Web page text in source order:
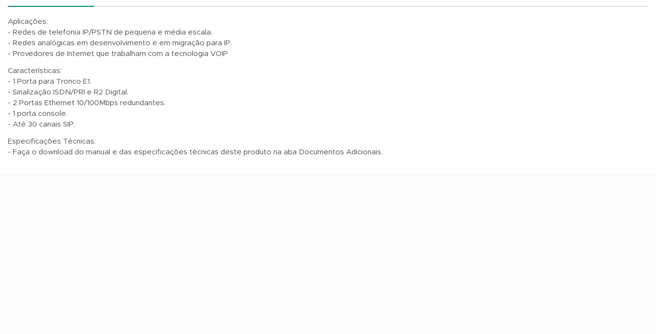
Aplicações:
- Redes de telefonia IP/PSTN de pequena e média escala.
- Redes analógicas em desenvolvimento e em migração para IP.
- Provedores de Internet que trabalham com a tecnologia VOIP
Características:
- 1 Porta para Tronco E1.
- Sinalização ISDN/PRI e R2 Digital.
- 2 Portas Ethernet 10/100Mbps redundantes.
- 1 porta console.
- Até 30 canais SIP.
Especificações Técnicas:
- Faça o download do manual e das especificações técnicas deste produto na aba Documentos Adicionais.